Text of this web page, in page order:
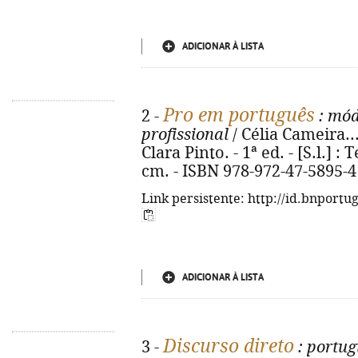
ADICIONAR À LISTA
2 -Pro em português :
profissional / Célia
Clara Pinto. - 1ª ed. - [S.l.] :
cm. - ISBN 978-972-47-5895-4
Link persistente: http://
ADICIONAR À LISTA
3 -Discurso direto :